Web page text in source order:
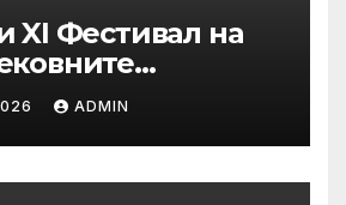
XI Фестивал на
бит и култура
ADMIN